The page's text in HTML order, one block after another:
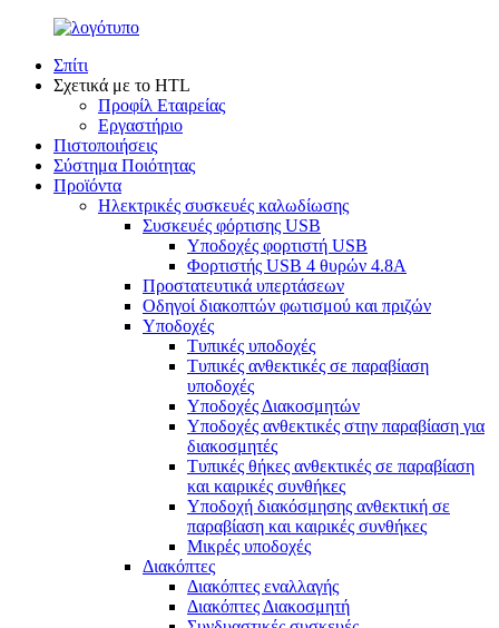
Σπίτι
Σχετικά με το HTL
Προφίλ Εταιρείας
Εργαστήριο
Πιστοποιήσεις
Σύστημα Ποιότητας
Προϊόντα
Ηλεκτρικές συσκευές καλωδίωσης
Συσκευές φόρτισης USB
Υποδοχές φορτιστή USB
Φορτιστής USB 4 θυρών 4.8A
Προστατευτικά υπερτάσεων
Οδηγοί διακοπτών φωτισμού και πριζών
Υποδοχές
Τυπικές υποδοχές
Τυπικές ανθεκτικές σε παραβίαση
υποδοχές
Υποδοχές Διακοσμητών
Υποδοχές ανθεκτικές στην παραβίαση για
διακοσμητές
Τυπικές θήκες ανθεκτικές σε παραβίαση
και καιρικές συνθήκες
Υποδοχή διακόσμησης ανθεκτική σε
παραβίαση και καιρικές συνθήκες
Μικρές υποδοχές
Διακόπτες
Διακόπτες εναλλαγής
Διακόπτες Διακοσμητή